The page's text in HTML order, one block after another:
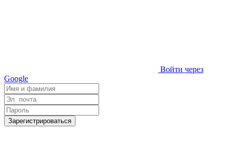
Войти через
Google
Зарегистрироваться